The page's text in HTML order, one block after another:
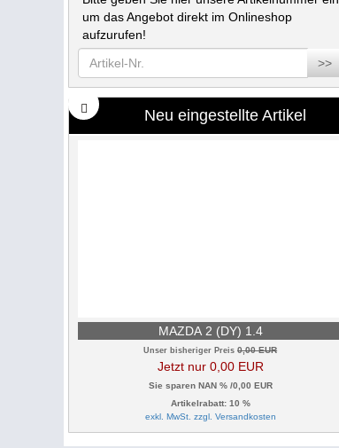
um das Angebot direkt im Onlineshop
aufzurufen!
>>
Neu eingestellte Artikel
MAZDA 2 (DY) 1.4
Unser bisheriger Preis0,00 EUR
Jetzt nur 0,00 EUR
Sie sparen NAN % /0,00 EUR
Artikelrabatt: 10 %
exkl. MwSt. zzgl. Versandkosten